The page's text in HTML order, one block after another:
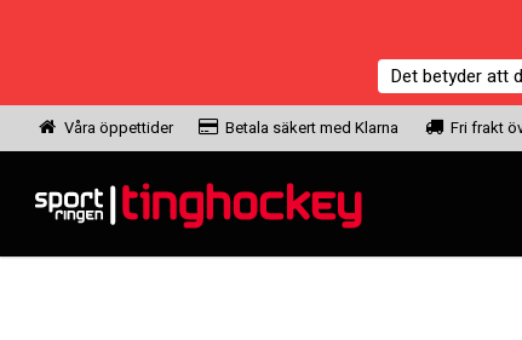
Det betyder att
Våra öppettider Betala säkert med Klarna Fri frakt